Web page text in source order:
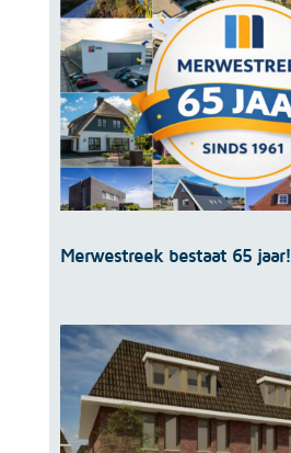
Merwestreek bestaat 65 jaar!